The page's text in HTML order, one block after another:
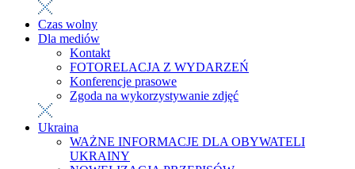
Czas wolny
Dla mediów
Kontakt
FOTORELACJA Z WYDARZEŃ
Konferencje prasowe
Zgoda na wykorzystywanie zdjęć
Ukraina
WAŻNE INFORMACJE DLA OBYWATELI
UKRAINY